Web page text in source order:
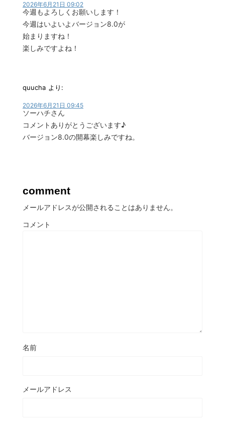
2026年6月21日 09:02
今週もよろしくお願いします！
今週はいよいよバージョン8.0が
始まりますね！
楽しみですよね！
quucha より:
2026年6月21日 09:45
ソーハチさん
コメントありがとうございます♪
バージョン8.0の開幕楽しみですね。
comment
メールアドレスが公開されることはありません。
コメント
名前
メールアドレス